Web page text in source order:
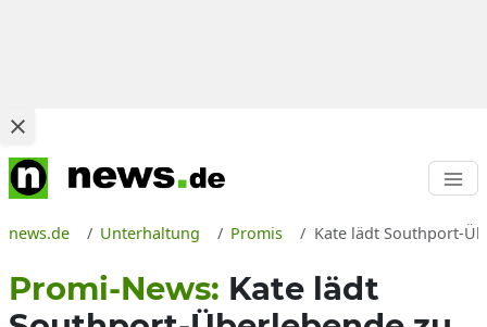
news.de Unterhaltung Promis Kate lädt Southport-
Promi-News: Kate lädt